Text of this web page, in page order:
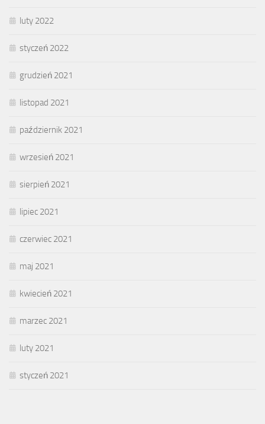
luty 2022
styczeń 2022
grudzień 2021
listopad 2021
październik 2021
wrzesień 2021
sierpień 2021
lipiec 2021
czerwiec 2021
maj 2021
kwiecień 2021
marzec 2021
luty 2021
styczeń 2021